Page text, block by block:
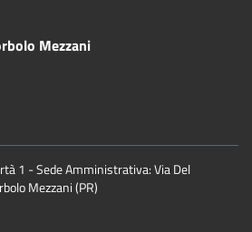
Mezzani
1 - Sede Amministrativa: Via Del
Mezzani (PR)